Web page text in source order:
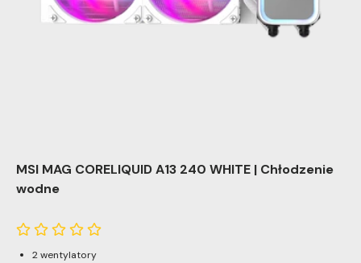
MSI MAG CORELIQUID A13 240 WHITE | Chłodzenie
wodne
2 wentylatory